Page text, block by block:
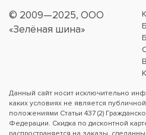
© 2009—2025, ООО
«Зелёная шина»
Данный сайт носит исключительно
каких условиях не является
положениями Статьи 437 (2)
Федерации. Скидка по дисконтной